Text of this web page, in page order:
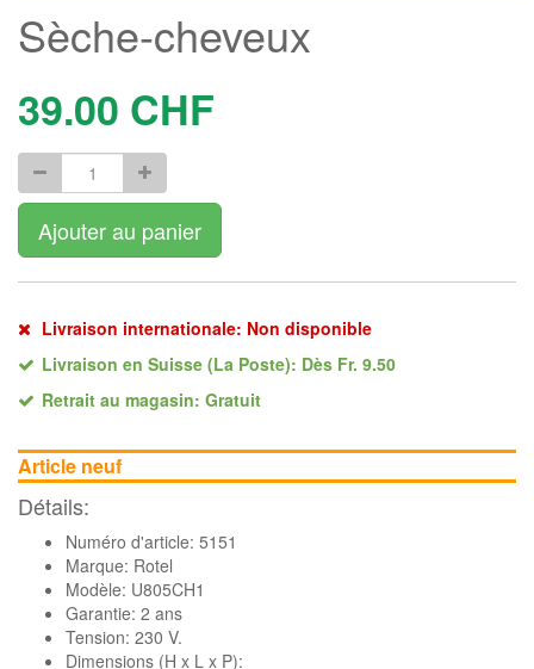
Sèche-cheveux
39.00 CHF
Ajouter au panier
Livraison internationale: Non disponible
Livraison en Suisse (La Poste): Dès Fr. 9.50
Retrait au magasin: Gratuit
Article neuf
Détails:
Numéro d'article: 5151
Marque: Rotel
Modèle: U805CH1
Garantie: 2 ans
Tension: 230 V.
Dimensions (H x L x P):